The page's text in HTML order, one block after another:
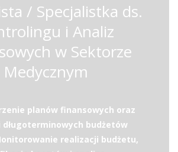
/ Specjalistka ds.
i Analiz
w Sektorze
Medycznym
planów finansowych oraz
budżetów
realizacji budżetu,